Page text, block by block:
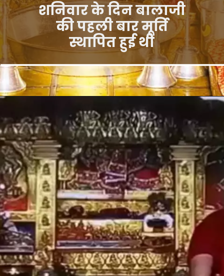
शनिवार के दिन बालाजी
की पहली बार मूर्ति
स्थापित हुई थी